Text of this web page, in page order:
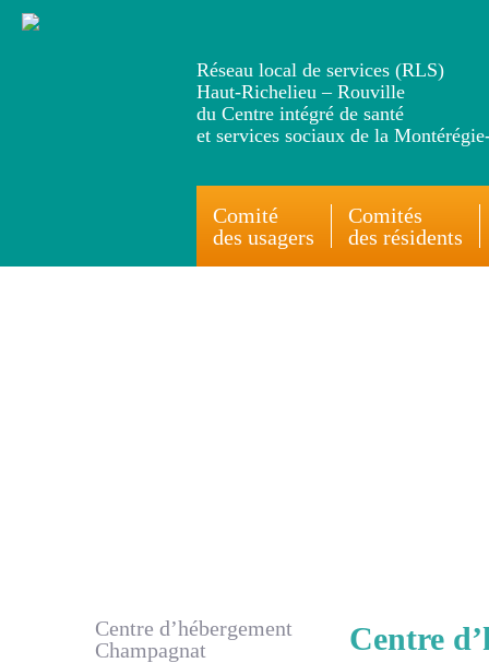
Réseau local de services (RLS)
Haut-Richelieu – Rouville
du Centre intégré de santé
et services sociaux de la
Comité
des usagers
Comités
des résidents
Centre d’hébergement
Champagnat
Centre